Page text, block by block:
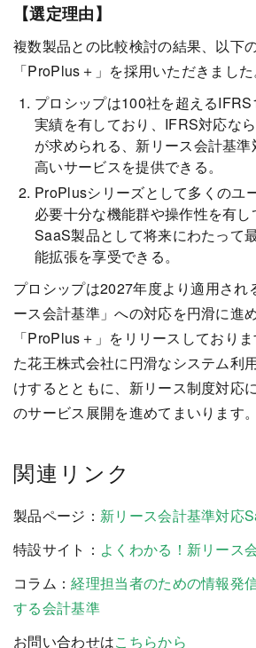
【選定理由】
複数製品との比較検討の結果、以下
「ProPlus＋」を採用いただきました
プロシップは100社を超える
実績を有しており、IFRS対応な
が求められる、新リース会計基
高いサービスを提供できる。
ProPlusシリーズとして多くのユ
必要十分な機能群や操作性を有し
SaaS製品として将来にわたって
能拡張を享受できる。
プロシップは2027年度より適用され
ース会計基準」への対応を円滑に進
「ProPlus＋」をリリースしており
た花王株式会社に円滑なシステム利
けするとともに、新リース制度対応
のサービス展開を進めてまいります。
関連リンク
製品ページ： 新リース会計基準対応
特設サイト： よくわかる！新リース
コラム：経理担当者のための情報発
する会計基準
お問い合わせはこちらから